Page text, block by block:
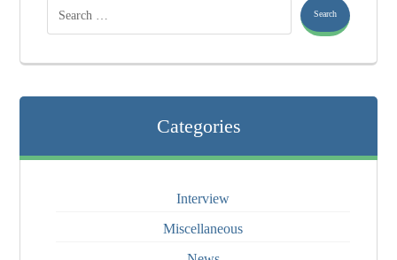
Categories
Interview
Miscellaneous